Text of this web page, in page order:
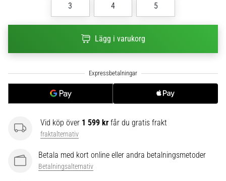
de
6
fotbollsskorna
precision,
och
varje
3 4 5
Lägg i varukorg
Vid köp över 1 599 kr får du gratis frakt
fraktalternativ
Betala med kort online eller andra betalningsmetoder
Betalningsalternativ